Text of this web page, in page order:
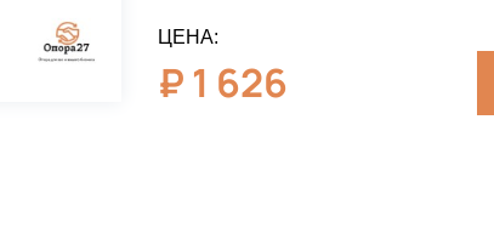
ЦЕНА:
₽ 1 626